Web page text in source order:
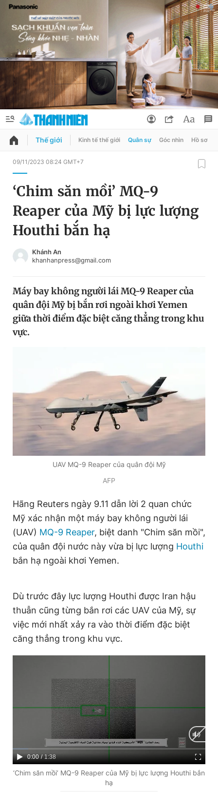
QUẢNG CÁO
Chuyên mục
Chuyên mục khác
Chào ngày mới
Video Magazine
Thông tin tòa soạn Liên hệ quảng cáo
Theo dõi báo trên
Hotline Liên hệ quảng cáo
Đặt báo Quảng cáo RSS Tòa soạn Chính sách bảo
Tổng biên tập: Nguyễn Ngọc Toàn
Phó tổng biên tập thường trực: Hải Thành
Phó tổng biên tập: Lâm Hiếu Dũng
Phó tổng biên tập: Trần Việt Hưng
chép dưới mọi hình thức nếu không có sự chấp thuận bằng văn
bản. Phát triển bởi ePi Technologies, JSC.
Đổi mật khẩu
Tin đã lưu
Đăng xuất
Thế giới Kinh tế thế giới Quân sự Góc nhìn Hồ sơ
09/11/2023 08:24 GMT+7
‘Chim săn mồi’ MQ-9
Reaper của Mỹ bị lực lượng
Houthi bắn hạ
Khánh An
khanhanpress@gmail.com
Máy bay không người lái MQ-9 Reaper của
quân đội Mỹ bị bắn rơi ngoài khơi Yemen
giữa thời điểm đặc biệt căng thẳng trong khu
vực.
UAV MQ-9 Reaper của quân đội Mỹ
AFP
Hãng Reuters ngày 9.11 dẫn lời 2 quan chức
Mỹ xác nhận một máy bay không người lái
(UAV) MQ-9 Reaper, biệt danh "Chim săn mồi",
của quân đội nước này vừa bị lực lượng Houthi
bắn hạ ngoài khơi Yemen.
Dù trước đây lực lượng Houthi được Iran hậu
thuẫn cũng từng bắn rơi các UAV của Mỹ, sự
việc mới nhất xảy ra vào thời điểm đặc biệt
căng thẳng trong khu vực.
C
u
0:00 / D
u
1:38
‘Chim săn mồi’ MQ-9 Reaper của Mỹ bị lực lượng Houthi bắn
hạ